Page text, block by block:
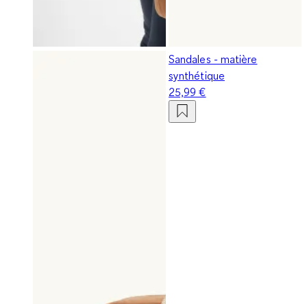
Sandales - matière
synthétique
25,99 €